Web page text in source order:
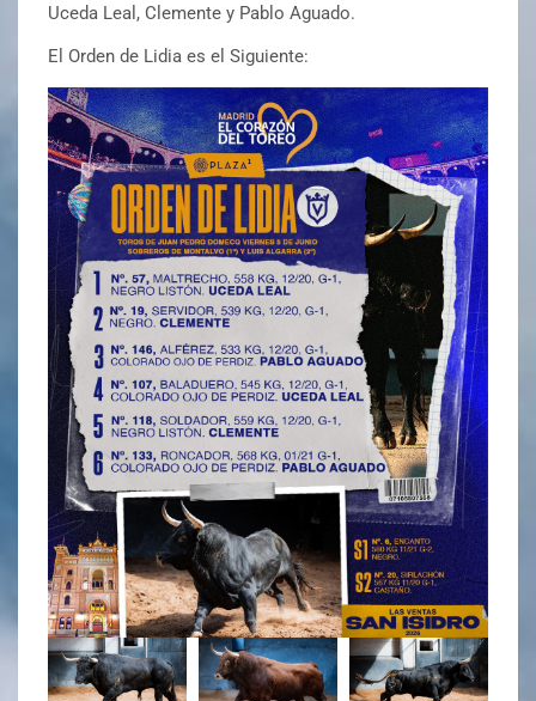
Uceda Leal, Clemente y Pablo Aguado.
El Orden de Lidia es el Siguiente: